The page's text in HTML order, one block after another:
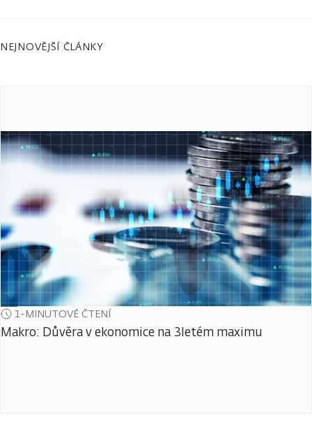
NEJNOVĚJŠÍ ČLÁNKY
1-MINUTOVÉ ČTENÍ
Makro: Důvěra v ekonomice na 3letém maximu